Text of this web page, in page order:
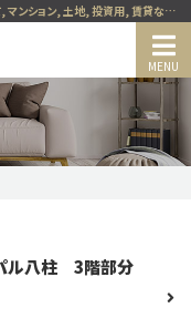
| NEWS | 松戸市, 柏市, 流山市, 野田市, 我孫子市の一戸建て, マンション, 土地, 投資用, 賃貸など、不動産の事ならセンチュリー21五大ホーム
ル八柱 3階部分